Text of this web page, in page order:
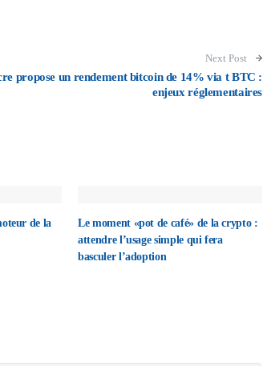
Next Post
propose un rendement bitcoin de 14% via t BTC :
enjeux réglementaires
de la
Le moment «pot de café» de la crypto :
attendre l’usage simple qui fera
basculer l’adoption